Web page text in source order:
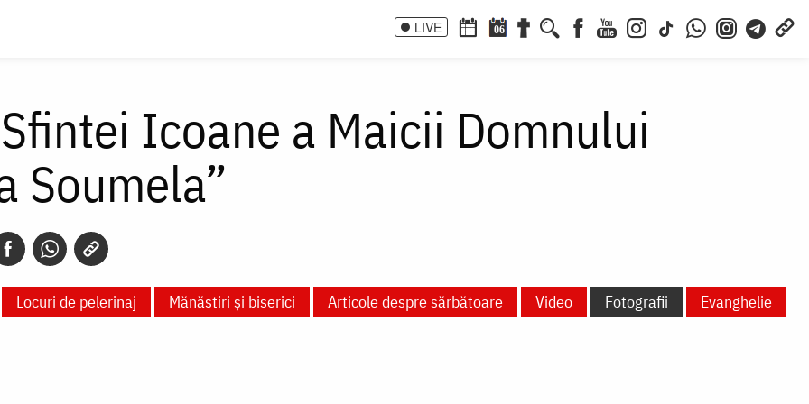
LIVE 06
Icoane a Maicii Domnului
Soumela”
Locuri de pelerinaj Mănăstiri și biserici Articole despre sărbătoare Video Fotografii
Evanghelie